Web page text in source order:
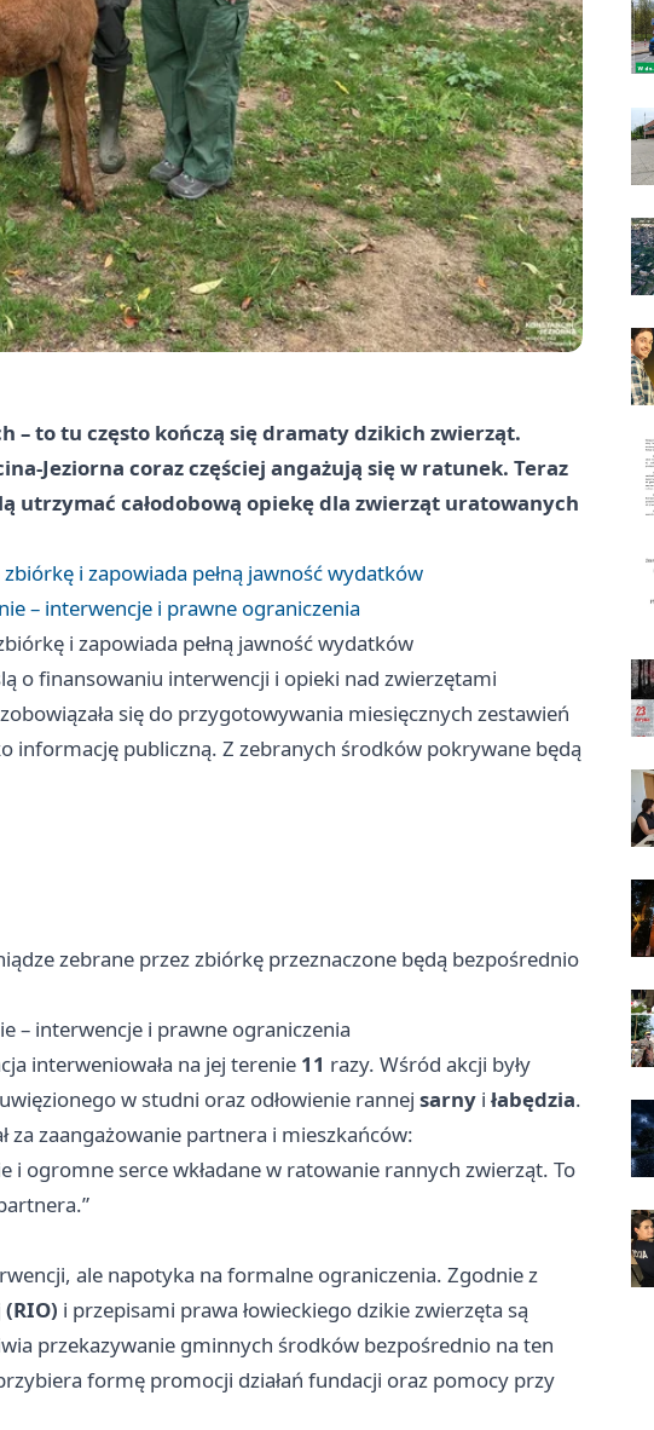
– to tu często kończą się dramaty dzikich zwierząt.
Jeziorna coraz częściej angażują się w ratunek. Teraz
utrzymać całodobową opiekę dla zwierząt uratowanych
i zapowiada pełną jawność wydatków
– interwencje i prawne ograniczenia
i zapowiada pełną jawność wydatków
o finansowaniu interwencji i opieki nad zwierzętami
się do przygotowywania miesięcznych zestawień
informację publiczną. Z zebranych środków pokrywane będą
zebrane przez zbiórkę przeznaczone będą bezpośrednio
– interwencje i prawne ograniczenia
interweniowała na jej terenie 11 razy. Wśród akcji były
uwięzionego w studni oraz odłowienie rannej sarny i łabędzia.
za zaangażowanie partnera i mieszkańców:
i ogromne serce wkładane w ratowanie rannych zwierząt. To
ale napotyka na formalne ograniczenia. Zgodnie z
i przepisami prawa łowieckiego dzikie zwierzęta są
przekazywanie gminnych środków bezpośrednio na ten
formę promocji działań fundacji oraz pomocy przy